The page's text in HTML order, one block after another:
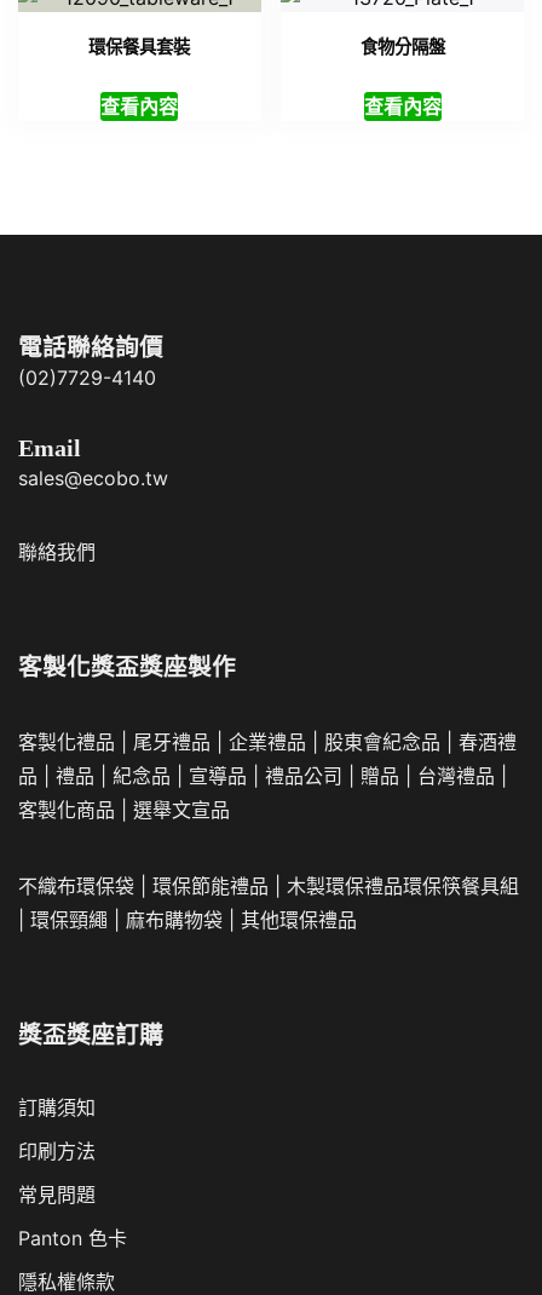
環保餐具套裝
查看內容
食物分隔盤
查看內容
電話聯絡詢價
(02)7729-4140
Email
sales@ecobo.tw
聯絡我們
客製化獎盃獎座製作
客製化禮品 尾牙禮品 企業禮品 股東會紀念品
春酒禮
品
禮品 紀念品 宣導品 禮品公司 贈品 台灣禮品
客製化商品
選舉文宣品
不織布環保袋 環保節能禮品 木製環保禮品環保筷餐具組
環保頸繩 麻布購物袋 其他環保禮品
獎盃獎座訂購
訂購須知
印刷方法
常見問題
Panton 色卡
隱私權條款